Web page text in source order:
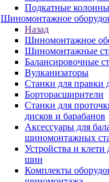
Подкатные колонны
Шиномонтажное
Назад
Шиномонтажное
Шиномонтажные
Балансировочные
Вулканизаторы
Станки для правки
Борторасширители
Станки для
дисков и барабанов
Аксессуары для
шиномонтажных
Устройства и клети
шин
Комплекты